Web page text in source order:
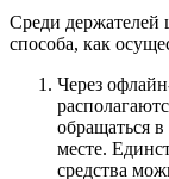
Среди держателей
способа, как
Через
обращаться
месте.
средства